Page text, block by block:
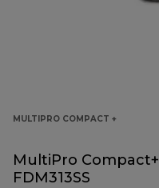
MULTIPRO COMPACT +
MultiPro Compact+
FDM313SS